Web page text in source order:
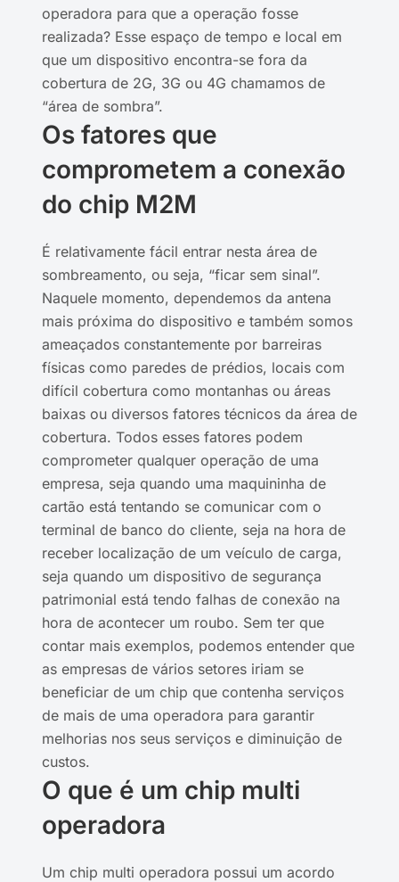
operadora para que a operação fosse
realizada? Esse espaço de tempo e local em
que um dispositivo encontra-se fora da
cobertura de 2G, 3G ou 4G chamamos de
“área de sombra”.
Os fatores que
comprometem a conexão
do chip M2M
É relativamente fácil entrar nesta área de
sombreamento, ou seja, “ficar sem sinal”.
Naquele momento, dependemos da antena
mais próxima do dispositivo e também somos
ameaçados constantemente por barreiras
físicas como paredes de prédios, locais com
difícil cobertura como montanhas ou áreas
baixas ou diversos fatores técnicos da área de
cobertura. Todos esses fatores podem
comprometer qualquer operação de uma
empresa, seja quando uma maquininha de
cartão está tentando se comunicar com o
terminal de banco do cliente, seja na hora de
receber localização de um veículo de carga,
seja quando um dispositivo de segurança
patrimonial está tendo falhas de conexão na
hora de acontecer um roubo. Sem ter que
contar mais exemplos, podemos entender que
as empresas de vários setores iriam se
beneficiar de um chip que contenha serviços
de mais de uma operadora para garantir
melhorias nos seus serviços e diminuição de
custos.
O que é um chip multi
operadora
Um chip multi operadora possui um acordo